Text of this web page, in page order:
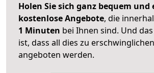
Holen Sie sich ganz bequem und
kostenlose Angebote, die
1 Minuten bei Ihnen sind. Und
ist, dass all dies zu
angeboten werden.